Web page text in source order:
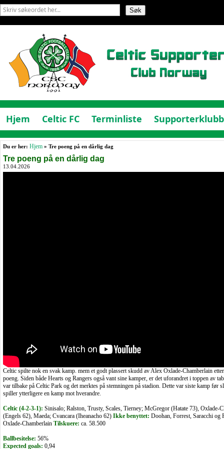
Hjem Celtic FC Terminliste
Du er her: Hjem » Tre poeng på en dårlig dag
Tre poeng på en dårlig dag
13.04.2026
Celtic spilte nok en svak kamp. mem et godt plassert skudd av Alex Oxlade-Chamberlain
poeng. Siden både Hearts og Rangers også vant sine kamper, er det uforandret i toppen av
var tilbake på Celtic Park og det merktes på stemningen på stadion. Dette var siste kamp før
spiller ytterligere en kamp mot hverandre.
Celtic (4-2-3-1): Sinisalo; Ralston, Trusty, Scales, Tierney; McGregor (Hatate 73),
(Engels 62), Maeda; Cvancara (Iheanacho 62) Ikke benyttet: Doohan, Forrest, Saracchi og
Oxlade-Chamberlain Tilskuere: ca. 58.500
Ballbesitelse: 56%
Expected goals: 0,94